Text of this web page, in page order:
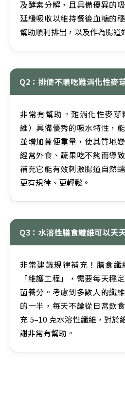
及酵素分解，且具備優異的
延緩吸收以維持餐後血糖的
幫助順利排出，以及作為腸道
Q2：排便不順吃難消化性麥
非常有幫助。難消化性麥
維）具備優秀的吸水特性，
並增加糞便重量，使其質地
經常外食、蔬果吃不夠而導
補充它能有效刺激腸道自然
更有規律、更輕鬆。
Q3：水溶性膳食纖維可以天
非常建議規律補充！膳食
「維護工程」，需要每天穩
菌養分。考慮到多數人的纖
的一半，每天不論從日常飲
充 5–10 克水溶性纖維，對於
謝非常有幫助。